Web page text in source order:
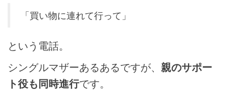
「買い物に連れて行って」
という電話。
シングルマザーあるあるですが、 親のサポー
ト役も同時進行です。